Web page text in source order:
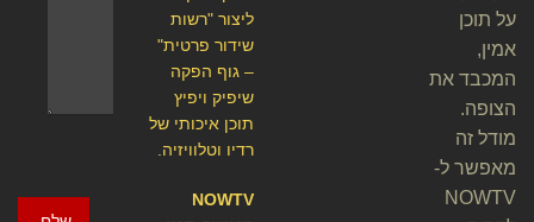
ליצור "רשות
שידור פרטית"
– גוף הפקה
שיפיק ויפיץ
תוכן איכותי של
רדיו וטלוויזיה.
NOWTV
על תוכן
אמין,
המכבד את
הצופה.
מודל זה
מאפשר ל-
NOWTV